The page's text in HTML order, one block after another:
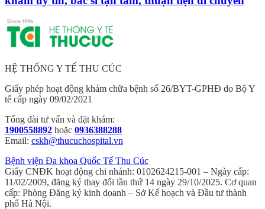
HỆ THỐNG Y TẾ THU CÚC
Giấy phép hoạt động khám chữa bệnh số 26/BYT-GPHĐ do Bộ Y
tế cấp ngày 09/02/2021
Tổng đài tư vấn và đặt khám:
1900558892 hoặc 0936388288
Email: cskh@thucuchospital.vn
Bệnh viện Đa khoa Quốc Tế Thu Cúc
Giấy CNĐK hoạt động chi nhánh: 0102624215-001 – Ngày cấp:
11/02/2009, đăng ký thay đổi lần thứ 14 ngày 29/10/2025. Cơ quan
cấp: Phòng Đăng ký kinh doanh – Sở Kế hoạch và Đầu tư thành
phố Hà Nội.